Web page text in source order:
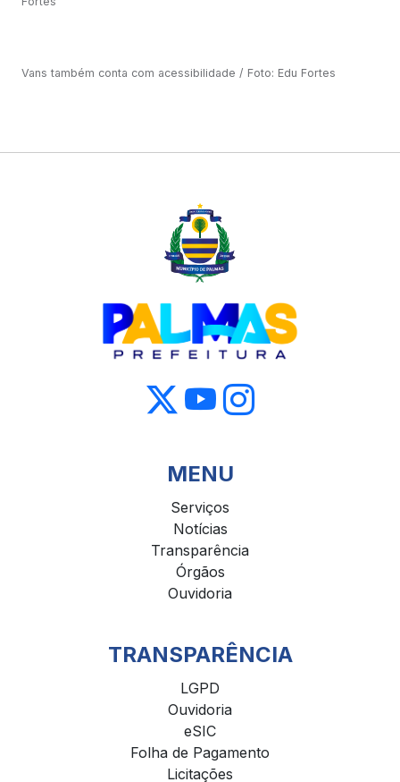
Vans também conta com acessibilidade / Foto: Edu Fortes
MENU
Serviços
Notícias
Transparência
Órgãos
Ouvidoria
TRANSPARÊNCIA
LGPD
Ouvidoria
eSIC
Folha de Pagamento
Licitações